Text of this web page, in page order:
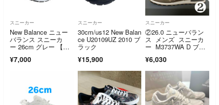
スニーカー
New Balance ニュー
バランス スニーカ
ー 26cm グレー 【古
料】
¥7,000
スニーカー
30cm/us12 New Balan
ce U20109UZ 2010 ブ
ラック
¥15,900
スニーカー
②26.0 ニューバラン
ス メンズ スニーカ
ー M3737WA D ブラ
¥6,030